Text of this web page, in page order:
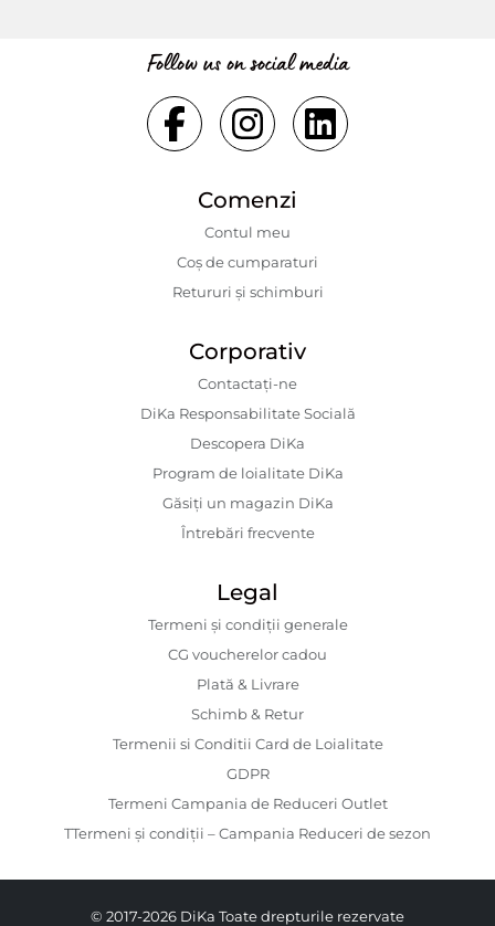
Follow us on social media
Comenzi
Contul meu
Coș de cumparaturi
Retururi și schimburi
Corporativ
Contactaţi-ne
DiKa Responsabilitate Socială
Descopera DiKa
Program de loialitate DiKa
Găsiți un magazin DiKa
Întrebări frecvente
Legal
Termeni și condiții generale
CG voucherelor cadou
Plată & Livrare
Schimb & Retur
Termenii si Conditii Card de Loialitate
GDPR
Termeni Campania de Reduceri Outlet
TTermeni și condiții – Campania Reduceri de sezon
© 2017-2026 DiKa Toate drepturile rezervate